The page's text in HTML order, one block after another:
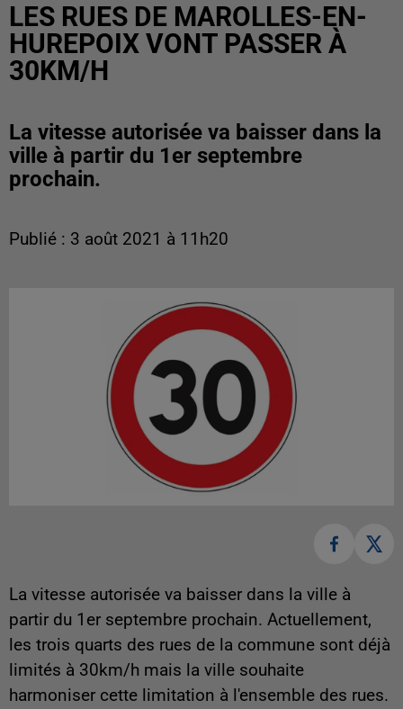
LES RUES DE MAROLLES-EN-
HUREPOIX VONT PASSER À
30KM/H
La vitesse autorisée va baisser dans la
ville à partir du 1er septembre
prochain.
Publié : 3 août 2021 à 11h20
La vitesse autorisée va baisser dans la ville à
partir du 1er septembre prochain. Actuellement,
les trois quarts des rues de la commune sont déjà
limités à 30km/h mais la ville souhaite
harmoniser cette limitation à l'ensemble des rues.